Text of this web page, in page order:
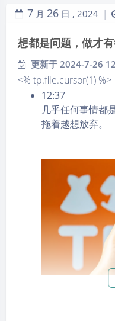
体内缺什么身体
7 月 26 日 , 2024 |
想都是问题，做才
更新于 2024-7-26
<% tp.file.cursor(1) %>
12:37
几乎任何事情都
拖着越想放弃。